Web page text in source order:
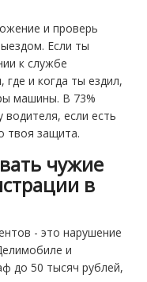
и проверь
Если ты
к службе
и когда ты ездил,
машины. В 73%
если есть
твоя защита.
чужие
в
- это нарушение
и
до 50 тысяч рублей,